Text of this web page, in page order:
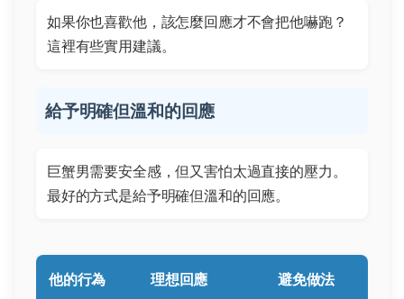
如果你也喜歡他，該怎麼回應才不會把他嚇跑？
這裡有些實用建議。
給予明確但溫和的回應
巨蟹男需要安全感，但又害怕太過直接的壓力。
最好的方式是給予明確但溫和的回應。
他的行為 理想回應 避免做法